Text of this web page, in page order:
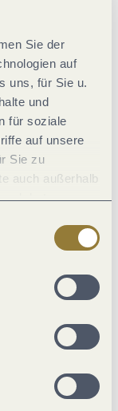
Sie der
auf
uns, für Sie u.
und
für soziale
auf unsere
Sie zu
auch außerhalb
dort
"Alle
in der Nutzung